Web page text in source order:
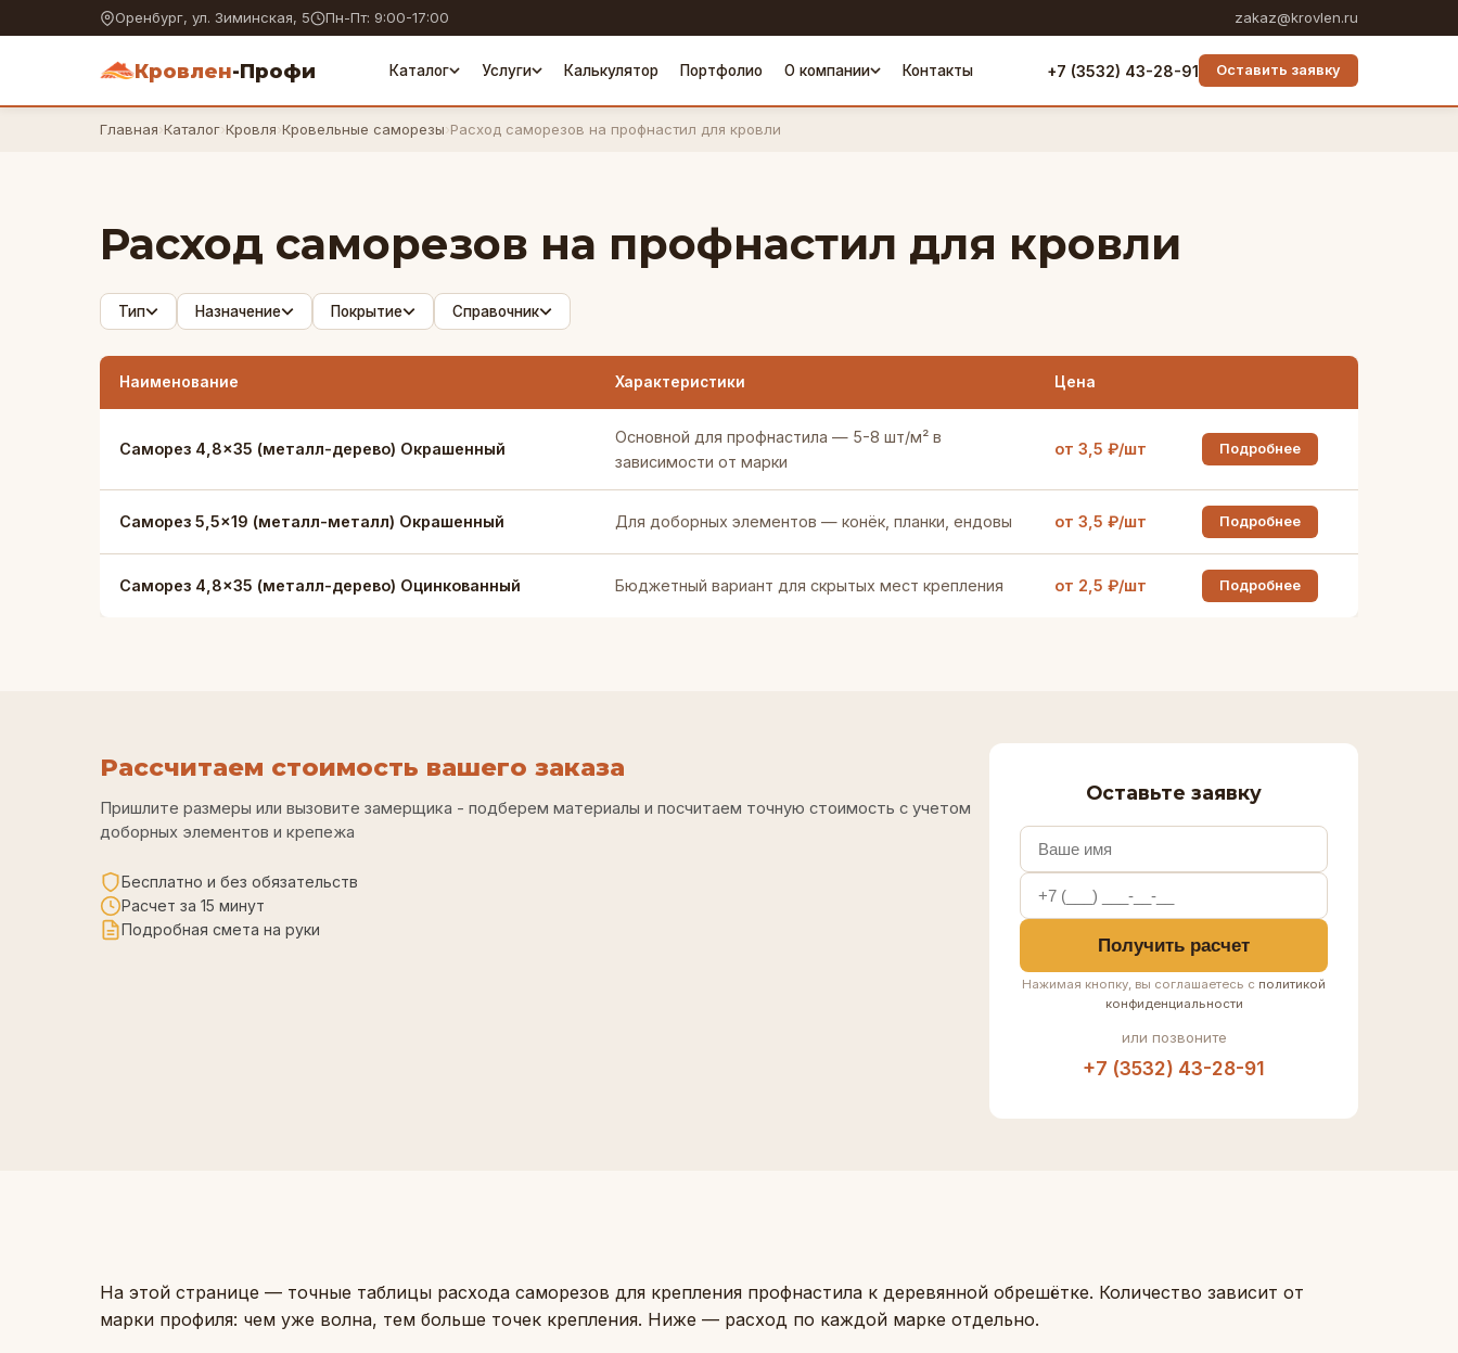
Оренбург, ул. Зиминская, 5 Пн-Пт: 9:00-17:00 zakaz@krovlen.ru
Кровлен-Профи Каталог Услуги Калькулятор Портфолио О компании Контакты +7 (3532) 43-28-91 Оставить заявку
Главная›Каталог›Кровля›Кровельные саморезы›Расход саморезов на профнастил для кровли
Расход саморезов на профнастил для кровли
Тип Назначение Покрытие Справочник
Наименование Характеристики Цена
Саморез 4,8×35 (металл-дерево) Окрашенный
Основной для профнастила — 5-8 шт/м² в
зависимости от марки
от 3,5 ₽/шт Подробнее
Саморез 5,5×19 (металл-металл) Окрашенный Для доборных элементов — конёк, планки, ендовы от 3,5 ₽/шт Подробнее
Саморез 4,8×35 (металл-дерево) Оцинкованный Бюджетный вариант для скрытых мест крепления от 2,5 ₽/шт Подробнее
Рассчитаем стоимость вашего заказа
Пришлите размеры или вызовите замерщика - подберем материалы и посчитаем точную стоимость с учетом
доборных элементов и крепежа
Бесплатно и без обязательств
Расчет за 15 минут
Подробная смета на руки
Оставьте заявку
Получить расчет
Нажимая кнопку, вы соглашаетесь с политикой
конфиденциальности
или позвоните
+7 (3532) 43-28-91
На этой странице — точные таблицы расхода саморезов для крепления профнастила к деревянной обрешётке. Количество зависит от
марки профиля: чем уже волна, тем больше точек крепления. Ниже — расход по каждой марке отдельно.